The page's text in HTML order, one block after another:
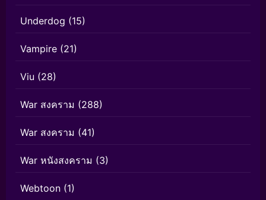
Underdog (15)
Vampire (21)
Viu (28)
War สงคราม (288)
War สงคราม (41)
War หนังสงคราม (3)
Webtoon (1)